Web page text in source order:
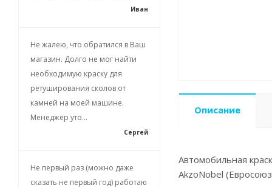
Описание
Автомобильная
AkzoNobel
Иван
Не жалею, что обратился в Ваш
магазин. Долго не мог найти
необходимую краску для
ретуширования сколов от
камней на моей машине.
Менеджер уто...
Сергей
Не первый раз (можно даже
сказать не первый год) работаю